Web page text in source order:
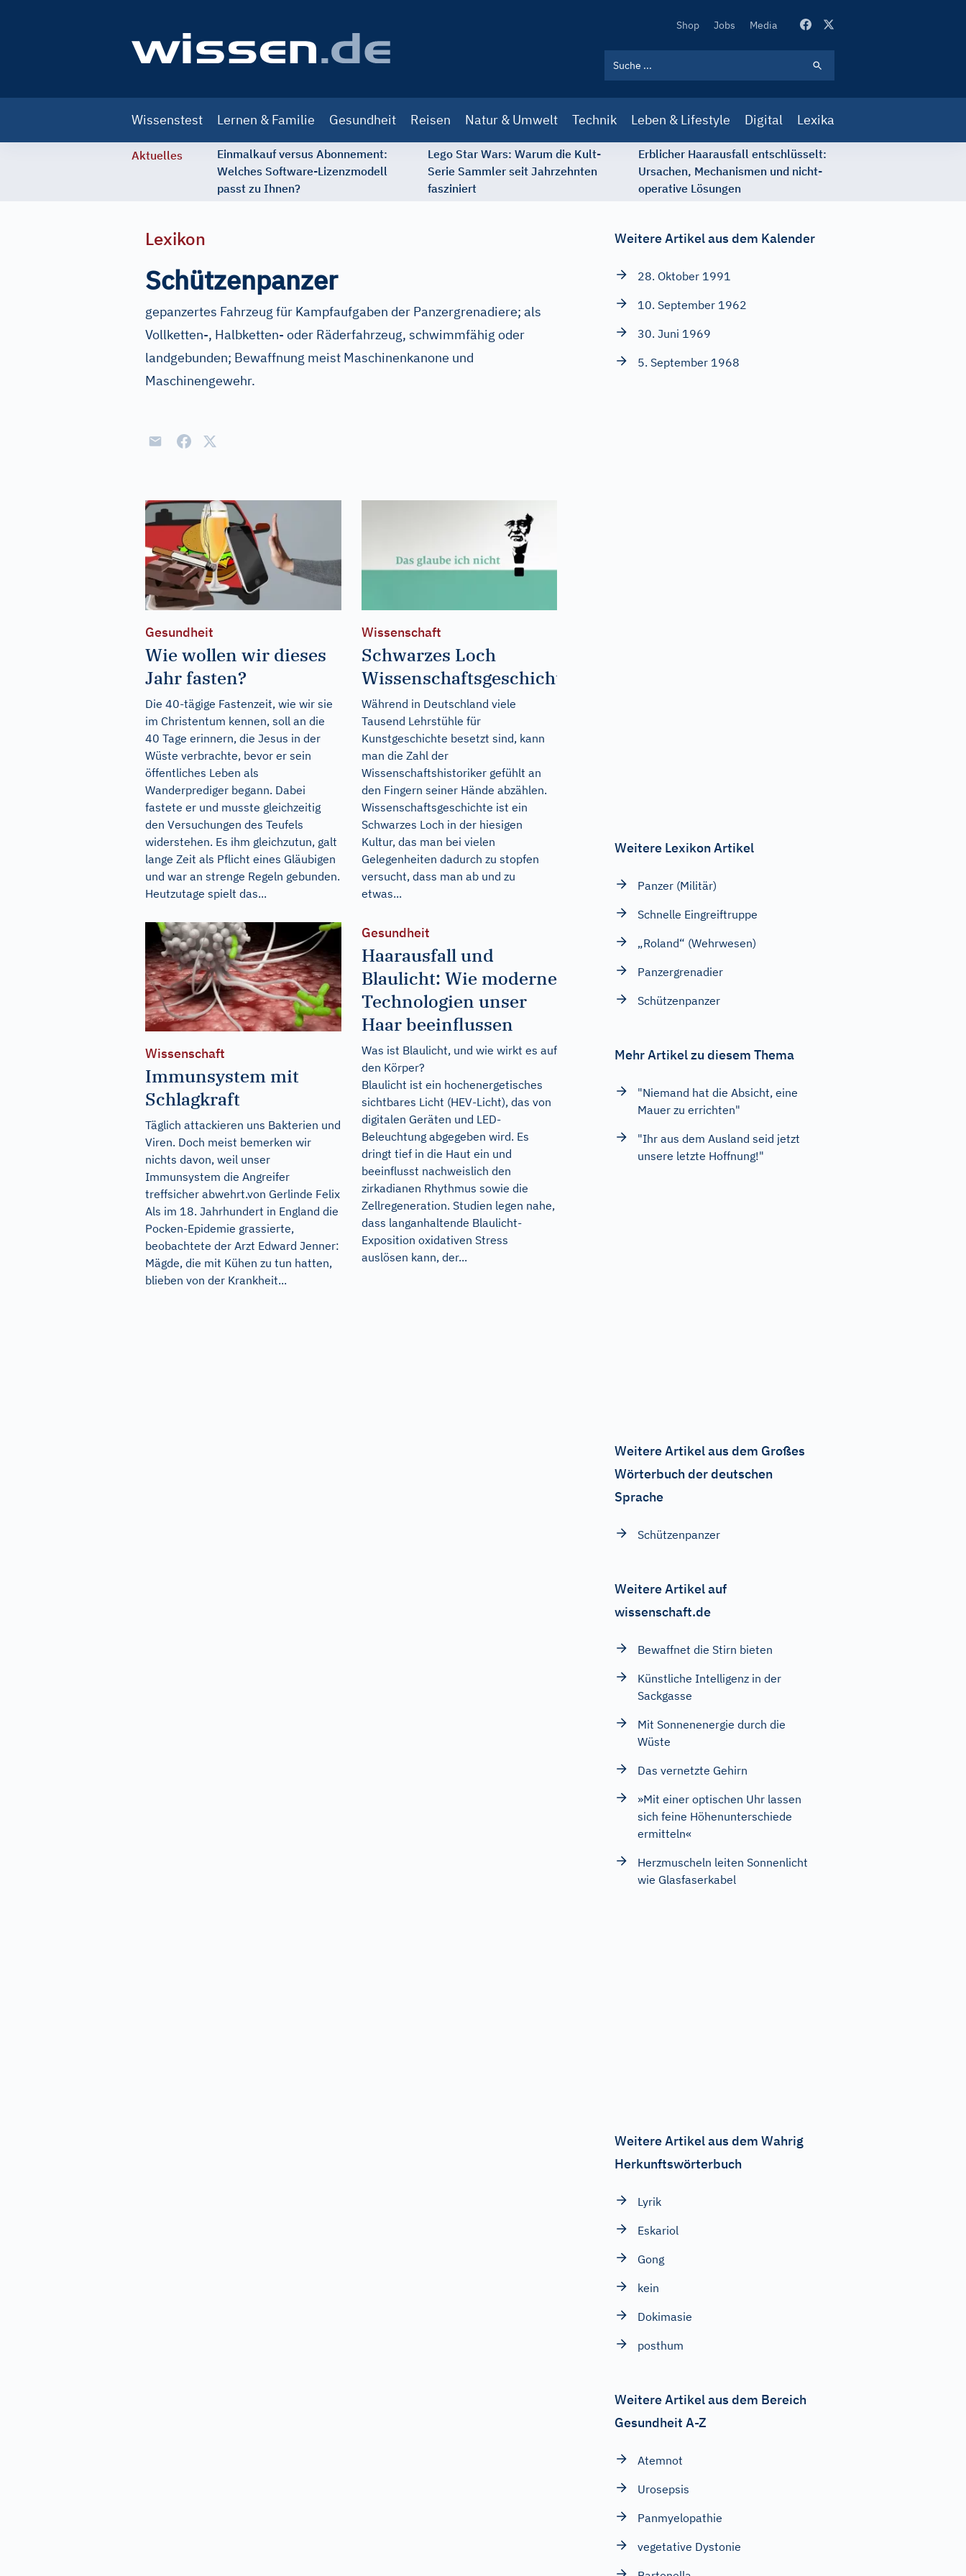
Secondary
Shop Jobs Media
navigation
Wissenstest Lernen & Familie Gesundheit Reisen Natur & Umwelt Technik Leben & Lifestyle Digital Lexika
Aktuelles
Einmalkauf versus Abonnement:
Welches Software-Lizenzmodell
passt zu Ihnen?
Lego Star Wars: Warum die Kult-
Serie Sammler seit Jahrzehnten
fasziniert
Erblicher Haarausfall entschlüsselt:
Ursachen, Mechanismen und nicht-
operative Lösungen
Lexikon
Schützenpanzer
gepanzertes Fahrzeug für Kampfaufgaben der Panzergrenadiere; als
Vollketten-, Halbketten- oder Räderfahrzeug, schwimmfähig oder
landgebunden; Bewaffnung meist Maschinenkanone und
Maschinengewehr.
Gesundheit
Wie wollen wir dieses
Jahr fasten?
Die 40-tägige Fastenzeit, wie wir sie
im Christentum kennen, soll an die
40 Tage erinnern, die Jesus in der
Wüste verbrachte, bevor er sein
öffentliches Leben als
Wanderprediger begann. Dabei
fastete er und musste gleichzeitig
den Versuchungen des Teufels
widerstehen. Es ihm gleichzutun, galt
lange Zeit als Pflicht eines Gläubigen
und war an strenge Regeln gebunden.
Heutzutage spielt das...
Wissenschaft
Schwarzes Loch
Wissenschaftsgeschichte
Während in Deutschland viele
Tausend Lehrstühle für
Kunstgeschichte besetzt sind, kann
man die Zahl der
Wissenschaftshistoriker gefühlt an
den Fingern seiner Hände abzählen.
Wissenschaftsgeschichte ist ein
Schwarzes Loch in der hiesigen
Kultur, das man bei vielen
Gelegenheiten dadurch zu stopfen
versucht, dass man ab und zu
etwas...
Wissenschaft
Immunsystem mit
Schlagkraft
Täglich attackieren uns Bakterien und
Viren. Doch meist bemerken wir
nichts davon, weil unser
Immunsystem die Angreifer
treffsicher abwehrt.von Gerlinde Felix
Als im 18. Jahrhundert in England die
Pocken-Epidemie grassierte,
beobachtete der Arzt Edward Jenner:
Mägde, die mit Kühen zu tun hatten,
blieben von der Krankheit...
Gesundheit
Haarausfall und
Blaulicht: Wie moderne
Technologien unser
Haar beeinflussen
Was ist Blaulicht, und wie wirkt es auf
den Körper?
Blaulicht ist ein hochenergetisches
sichtbares Licht (HEV-Licht), das von
digitalen Geräten und LED-
Beleuchtung abgegeben wird. Es
dringt tief in die Haut ein und
beeinflusst nachweislich den
zirkadianen Rhythmus sowie die
Zellregeneration. Studien legen nahe,
dass langanhaltende Blaulicht-
Exposition oxidativen Stress
auslösen kann, der...
Weitere Artikel aus dem Kalender
28. Oktober 1991
10. September 1962
30. Juni 1969
5. September 1968
Weitere Lexikon Artikel
Panzer (Militär)
Schnelle Eingreiftruppe
„Roland“ (Wehrwesen)
Panzergrenadier
Schützenpanzer
Mehr Artikel zu diesem Thema
"Niemand hat die Absicht, eine
Mauer zu errichten"
"Ihr aus dem Ausland seid jetzt
unsere letzte Hoffnung!"
Weitere Artikel aus dem Großes
Wörterbuch der deutschen
Sprache
Schützenpanzer
Weitere Artikel auf
wissenschaft.de
Bewaffnet die Stirn bieten
Künstliche Intelligenz in der
Sackgasse
Mit Sonnenenergie durch die
Wüste
Das vernetzte Gehirn
»Mit einer optischen Uhr lassen
sich feine Höhenunterschiede
ermitteln«
Herzmuscheln leiten Sonnenlicht
wie Glasfaserkabel
Weitere Artikel aus dem Wahrig
Herkunftswörterbuch
Lyrik
Eskariol
Gong
kein
Dokimasie
posthum
Weitere Artikel aus dem Bereich
Gesundheit A-Z
Atemnot
Urosepsis
Panmyelopathie
vegetative Dystonie